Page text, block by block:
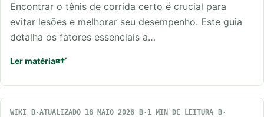
Encontrar o tênis de corrida certo é crucial para
evitar lesões e melhorar seu desempenho. Este guia
detalha os fatores essenciais a…
Ler matéria
WIKI ATUALIZADO 16 MAIO 2026
1 MIN DE LEITURA